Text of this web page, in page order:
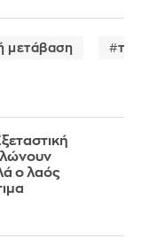
μετάβαση
ο λαός